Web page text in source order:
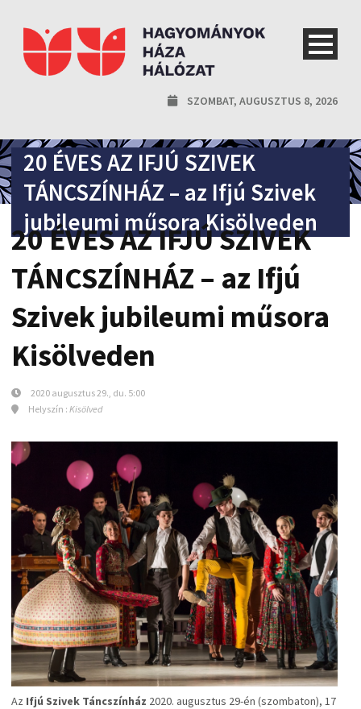
SZOMBAT, AUGUSZTUS 8, 2026
20 ÉVES AZ IFJÚ SZIVEK
TÁNCSZÍNHÁZ – az Ifjú Szivek
jubileumi műsora Kisölveden
20 ÉVES AZ IFJÚ SZIVEK
TÁNCSZÍNHÁZ – az Ifjú
Szivek jubileumi műsora
Kisölveden
2020 augusztus 29., du. 5:00
Helyszín : Kisölved
Az Ifjú Szivek Táncszínház 2020. augusztus 29-én (szombaton), 17